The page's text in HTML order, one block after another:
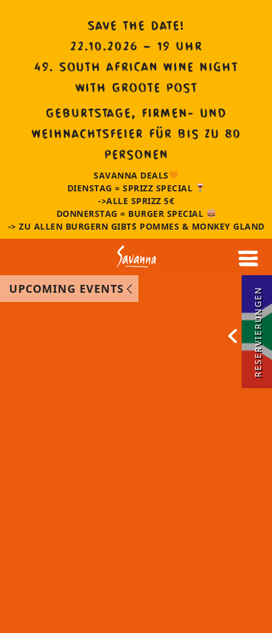
SAVE THE DATE!
22.10.2026 – 19 Uhr
49. South African Wine Night
with Groote Post
GEBURTSTAGE, FIRMEN- und
WEIHNACHTSFEIER für bis zu 80
Personen
SAVANNA DEALS
DIENSTAG = SPRIZZ SPECIAL
->ALLE SPRIZZ 5€
DONNERSTAG = BURGER SPECIAL
-> ZU ALLEN BURGERN GIBT´S POMMES & MONKEY GLAND
UPCOMING EVENTS RESERVIERUNGEN